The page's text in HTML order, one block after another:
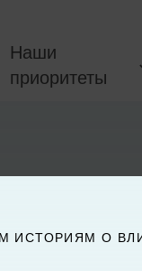
Наши
приоритеты
ИСТОРИЯМ О